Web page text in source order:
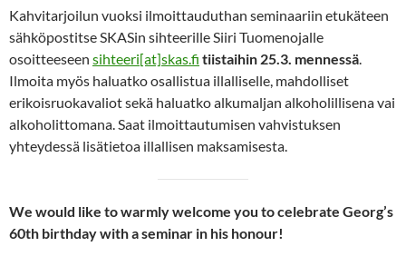
Kahvitarjoilun vuoksi ilmoittauduthan seminaariin etukäteen
sähköpostitse SKASin sihteerille Siiri Tuomenojalle
osoitteeseen sihteeri[at]skas.fi tiistaihin 25.3. mennessä
Ilmoita myös haluatko osallistua illalliselle, mahdolliset
erikoisruokavaliot sekä haluatko alkumaljan alkoholillisena vai
alkoholittomana. Saat ilmoittautumisen vahvistuksen
yhteydessä lisätietoa illallisen maksamisesta.
We would like to warmly welcome you to celebrate Georg’s
60th birthday with a seminar in his honour!